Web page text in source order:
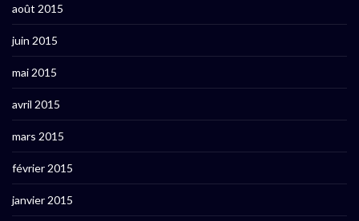
août 2015
juin 2015
mai 2015
avril 2015
mars 2015
février 2015
janvier 2015